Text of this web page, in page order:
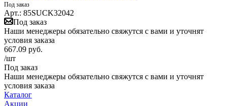
Под заказ
Арт.: 85SUCK32042
Под заказ
Наши менеджеры обязательно свяжутся с вами и уточнят
условия заказа
667.09 руб.
/шт
Под заказ
Наши менеджеры обязательно свяжутся с вами и уточнят
условия заказа
Каталог
Акции